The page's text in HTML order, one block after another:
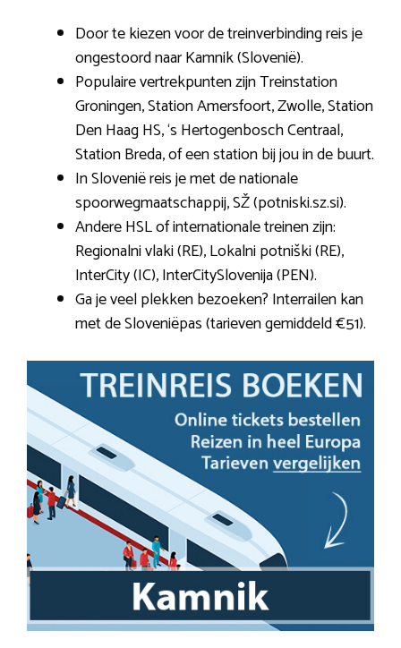
Door te kiezen voor de treinverbinding reis je
ongestoord naar Kamnik (Slovenië).
Populaire vertrekpunten zijn Treinstation
Groningen, Station Amersfoort, Zwolle, Station
Den Haag HS, ‘s Hertogenbosch Centraal,
Station Breda, of een station bij jou in de buurt.
In Slovenië reis je met de nationale
spoorwegmaatschappij, SŽ (potniski.sz.si).
Andere HSL of internationale treinen zijn:
Regionalni vlaki (RE), Lokalni potniški (RE),
InterCity (IC), InterCitySlovenija (PEN).
Ga je veel plekken bezoeken? Interrailen kan
met de Sloveniëpas (tarieven gemiddeld €51).